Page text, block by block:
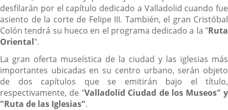
desfilarán por el capítulo dedicado a Valladolid cuando fue
asiento de la corte de Felipe III. También, el gran Cristóbal
Colón tendrá su hueco en el programa dedicado a la "Ruta
Oriental".
La gran oferta museística de la ciudad y las iglesias más
importantes ubicadas en su centro urbano, serán objeto
de dos capítulos que se emitirán bajo el título,
respectivamente, de "Valladolid Ciudad de los Museos" y
"Ruta de las Iglesias".